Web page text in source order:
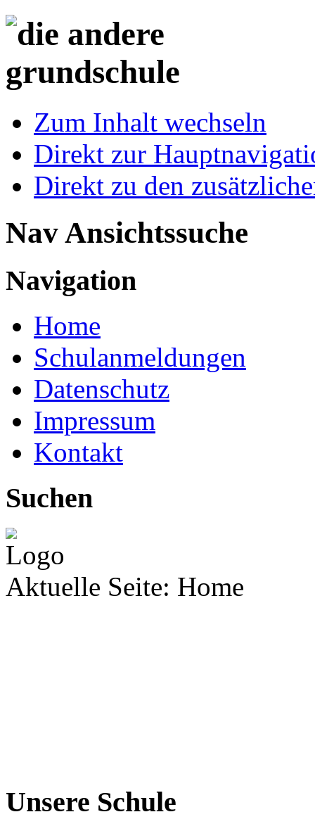
Zum Inhalt wechseln
Direkt zur
Direkt zu den
Nav Ansichtssuche
Navigation
Home
Schulanmeldungen
Datenschutz
Impressum
Kontakt
Suchen
Aktuelle Seite: Home
Unsere Schule